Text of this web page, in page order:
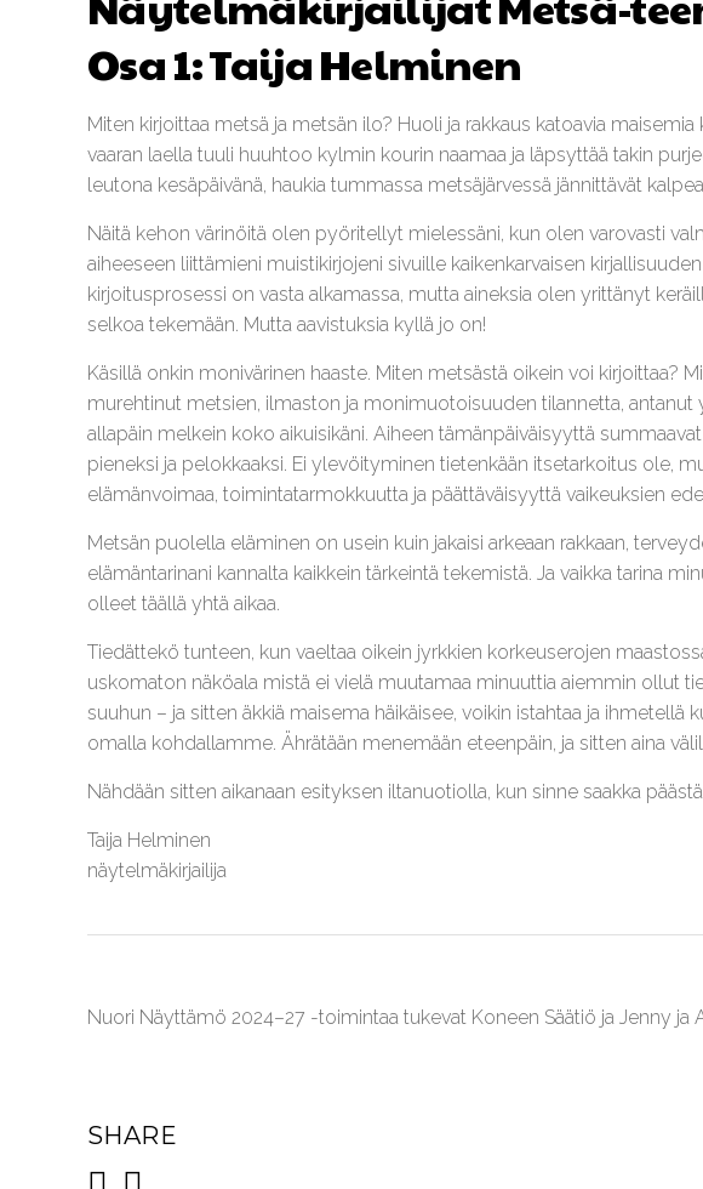
Osa 1: Taija Helminen
Miten kirjoittaa metsä ja metsän ilo? Huoli ja rakkaus katoavia
vaaran laella tuuli huuhtoo kylmin kourin naamaa ja läpsyttää takin
leutona kesäpäivänä, haukia tummassa metsäjärvessä jännittävät
Näitä kehon värinöitä olen pyöritellyt mielessäni, kun olen varovasti
aiheeseen liittämieni muistikirjojeni sivuille kaikenkarvaisen
kirjoitusprosessi on vasta alkamassa, mutta aineksia olen yrittänyt
selkoa tekemään. Mutta aavistuksia kyllä jo on!
Käsillä onkin monivärinen haaste. Miten metsästä oikein voi kirjoittaa?
murehtinut metsien, ilmaston ja monimuotoisuuden tilannetta,
allapäin melkein koko aikuisikäni. Aiheen tämänpäiväisyyttä
pieneksi ja pelokkaaksi. Ei ylevöityminen tietenkään itsetarkoitus ole,
elämänvoimaa, toimintatarmokkuutta ja päättäväisyyttä vaikeuksien
Metsän puolella eläminen on usein kuin jakaisi arkeaan rakkaan,
elämäntarinani kannalta kaikkein tärkeintä tekemistä. Ja vaikka tarina
olleet täällä yhtä aikaa.
Tiedättekö tunteen, kun vaeltaa oikein jyrkkien korkeuserojen
uskomaton näköala mistä ei vielä muutamaa minuuttia aiemmin ollut
suuhun – ja sitten äkkiä maisema häikäisee, voikin istahtaa ja
omalla kohdallamme. Ährätään menemään eteenpäin, ja sitten aina
Nähdään sitten aikanaan esityksen iltanuotiolla, kun sinne saakka
Taija Helminen
näytelmäkirjailija
Nuori Näyttämö 2024–27 -toimintaa tukevat Koneen Säätiö ja Jenny ja
SHARE